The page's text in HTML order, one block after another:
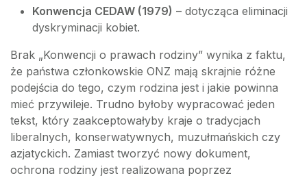
Konwencja CEDAW (1979) – dotycząca eliminacji
dyskryminacji kobiet.
Brak „Konwencji o prawach rodziny” wynika z faktu,
że państwa członkowskie ONZ mają skrajnie różne
podejścia do tego, czym rodzina jest i jakie powinna
mieć przywileje. Trudno byłoby wypracować jeden
tekst, który zaakceptowałyby kraje o tradycjach
liberalnych, konserwatywnych, muzułmańskich czy
azjatyckich. Zamiast tworzyć nowy dokument,
ochrona rodziny jest realizowana poprzez